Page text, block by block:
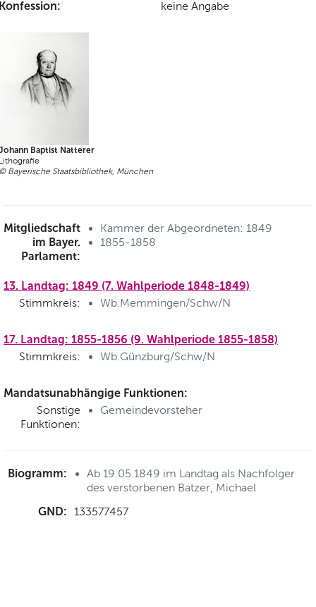
keine Angabe
Baptist Natterer
Bayerische Staatsbibliothek, München
Mitgliedschaft
im Bayer.
Parlament:
Kammer der Abgeordneten: 1849
1855-1858
13. Landtag: 1849 (7. Wahlperiode 1848-1849)
Stimmkreis: Wb.Memmingen/Schw/N
17. Landtag: 1855-1856 (9. Wahlperiode 1855-1858)
Stimmkreis: Wb.Günzburg/Schw/N
Mandatsunabhängige Funktionen:
Sonstige
Funktionen:
Gemeindevorsteher
Biogramm:
Ab 19.05.1849 im Landtag als Nachfolger
des verstorbenen Batzer, Michael
GND: 133577457